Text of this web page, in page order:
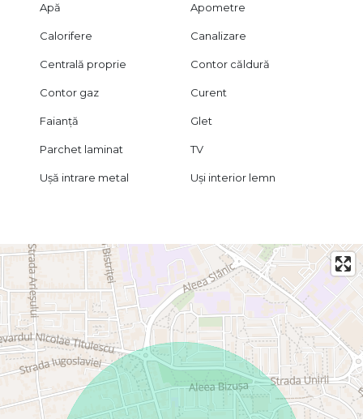
Apă Apometre
Calorifere Canalizare
Centrală proprie Contor căldură
Contor gaz Curent
Faianță Glet
Parchet laminat TV
Ușă intrare metal Uși interior lemn